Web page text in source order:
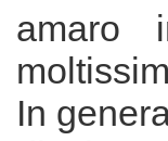
amaro
In